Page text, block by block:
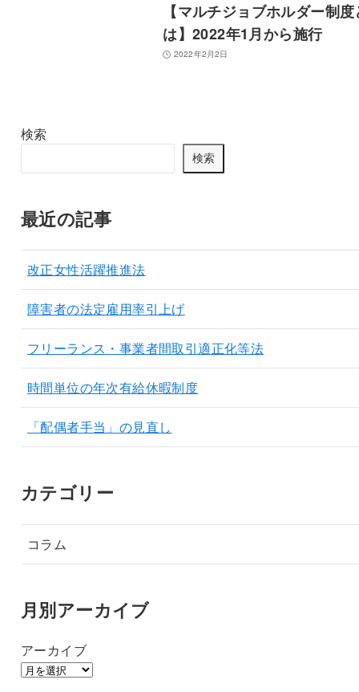
【マルチジョブホルダー制度
は】2022年1月から施行
2022年2月2日
検索
検索
最近の記事
改正女性活躍推進法
障害者の法定雇用率引上げ
フリーランス・事業者間取引適正化等法
時間単位の年次有給休暇制度
「配偶者手当」の見直し
カテゴリー
コラム
月別アーカイブ
アーカイブ